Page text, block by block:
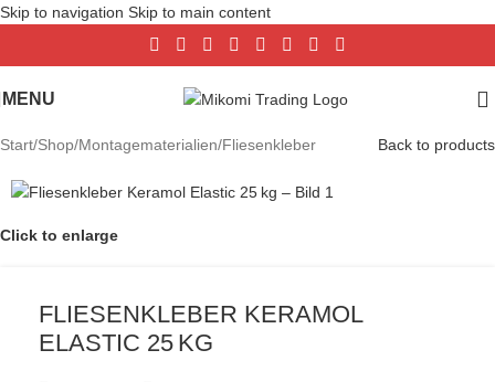
Skip to navigation Skip to main content
MENU
Start/Shop/Montagematerialien/Fliesenkleber Back to products
Click to enlarge
FLIESENKLEBER KERAMOL
ELASTIC 25 KG